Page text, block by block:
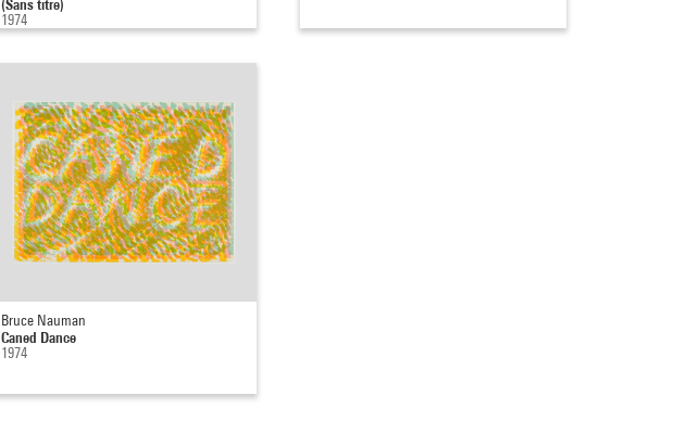
(Sans titre)
1974
Bruce Nauman
Caned Dance
1974